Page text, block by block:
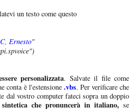
un testo come questo
Ernesto"
personalizzata. Salvate il file come
conta è l'estensione .vbs. Per verificare che
dal vostro computer fateci sopra un doppio
sintetica che pronuncerà in italiano, se